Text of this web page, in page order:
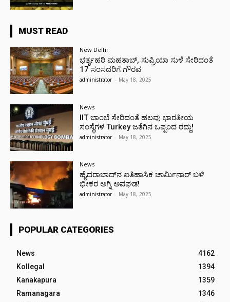
MUST READ
New Delhi
ಭರ್ತೃಹರಿ ಮಹತಾಬ್, ಸುಪ್ರಿಯಾ ಸುಳೆ ಸೇರಿದಂತೆ
17 ಸಂಸದರಿಗೆ ಗೌರವ
administrator - May 18, 2025
News
IIT ಬಾಂಬೆ ಸೇರಿದಂತೆ ಹಲವು ಭಾರತೀಯ
ಸಂಸ್ಥೆಗಳ Turkey ಜತೆಗಿನ ಒಪ್ಪಂದ ರದ್ದು!
administrator - May 18, 2025
News
ಹೈದರಾಬಾದ್‌ನ ಐತಿಹಾಸಿಕ ಚಾರ್ಮಿನಾರ್ ಬಳಿ
ಭೀಕರ ಅಗ್ನಿ ಅವಘಡ!
administrator - May 18, 2025
POPULAR CATEGORIES
News
4162
Kollegal
1394
Kanakapura
1359
Ramanagara
1346